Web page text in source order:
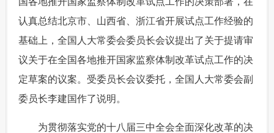
认真总结北京市、山西省、浙江省开展试点工作经验的
基础上，全国人大常委会委员长会议提出了关于提请审
议关于在全国各地推开国家监察体制改革试点工作的决
定草案的议案。受委员长会议委托，全国人大常委会副
委员长李建国作了说明。
为贯彻落实党的十八届三中全会全面深化改革的决